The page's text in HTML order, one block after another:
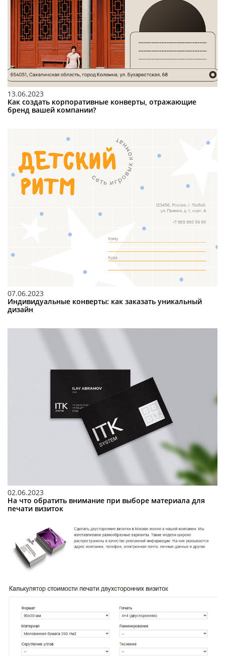
13.06.2023
Как создать корпоративные конверты, отражающие
бренд вашей компании?
07.06.2023
Индивидуальные конверты: как заказать уникальный
дизайн
02.06.2023
На что обратить внимание при выборе материала для
печати визиток